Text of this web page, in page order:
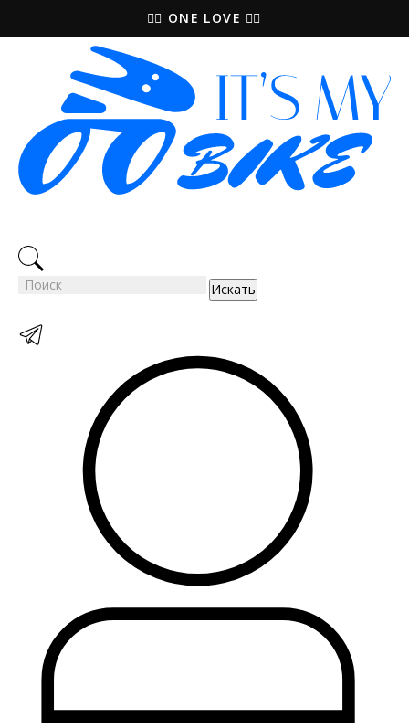
🚵‍♀️ ONE LOVE 🚴‍♀️
Искать